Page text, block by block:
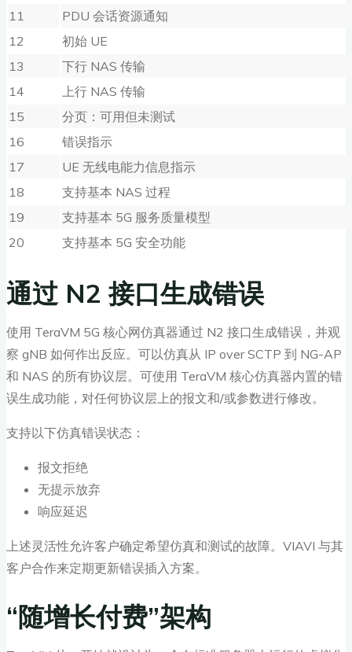
11
PDU 会话资源通知
12
初始 UE
13
下行 NAS 传输
14
上行 NAS 传输
15
分页：可用但未测试
16
错误指示
17
UE 无线电能力信息指示
18
支持基本 NAS 过程
19
支持基本 5G 服务质量模型
20
支持基本 5G 安全功能
通过 N2 接口生成错误
使用 TeraVM 5G 核心网仿真器通过 N2 接口生成错误，并观
察 gNB 如何作出反应。可以仿真从 IP over SCTP 到 NG-AP
和 NAS 的所有协议层。可使用 TeraVM 核心仿真器内置的错
误生成功能，对任何协议层上的报文和/或参数进行修改。
支持以下仿真错误状态：
报文拒绝
无提示放弃
响应延迟
上述灵活性允许客户确定希望仿真和测试的故障。VIAVI 与其
客户合作来定期更新错误插入方案。
“随增长付费”架构